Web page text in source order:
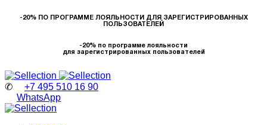
-20% ПО ПРОГРАММЕ ЛОЯЛЬНОСТИ ДЛЯ ЗАРЕГИСТРИРОВАННЫХ
ПОЛЬЗОВАТЕЛЕЙ
-20% по программе лояльности
для зарегистрированных пользователей
✆ +7 495 510 16 90
WhatsApp